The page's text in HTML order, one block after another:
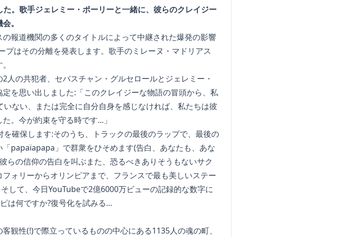
。歌手ジェレミー・ポーリーと一緒に、彼らのクレイジー
。
報道機関の多くのタイトルによって中継された爆発の影響
はその分離を発表します。歌手のミレーヌ・マドリアス
人の共犯者、セバスチャン・グルセロールとジェレミー・
を思い出しました:「このクレイジーな物語の冒頭から、私
ない、または完全に自分自身を感じなければ、私たちは彼
。今が約束を守る時です...」
確保します:そのうち、トラックの最後のラップで、最後の
papaïapapa」で群衆をひそめます(告白、あなたも、あな
らの信仰の告白を叫ぶまた、恐るべきありそうもないサク
ォリーからオリンピアまで、フランスで最も美しいステー
して、今日YouTubeで2億6000万ビューの記録的な数字に
は何ですか?復号化を試みる...
観性(!)で際立っているものの中心にある1135人の魂の町、